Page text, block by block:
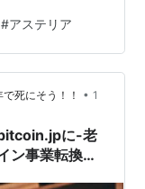
調と株主還元の
）関連の期待 3.
今後の株価見
2025年3月
#アステリア
死にそう！！ • 1
に-老
ン事業転換の